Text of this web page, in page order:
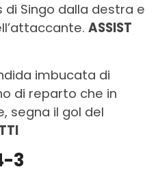
di Singo dalla destra e
ASSIST
imbucata di
di reparto che in
segna il gol del
3